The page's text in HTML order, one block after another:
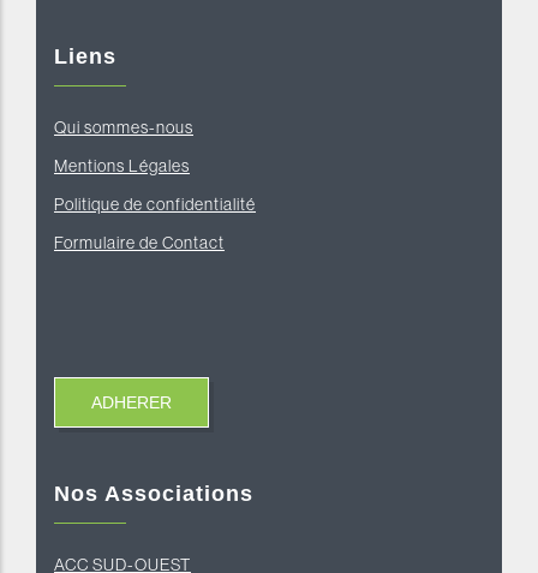
Liens
Qui sommes-nous
Mentions Légales
Politique de confidentialité
Formulaire de Contact
Nos Associations
ACC SUD-OUEST